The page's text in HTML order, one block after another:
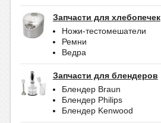
Запчасти для хлебопечек
Ножи-тестомешатели
Ремни
Ведра
Запчасти для блендеров
Блендер Braun
Блендер Philips
Блендер Kenwood